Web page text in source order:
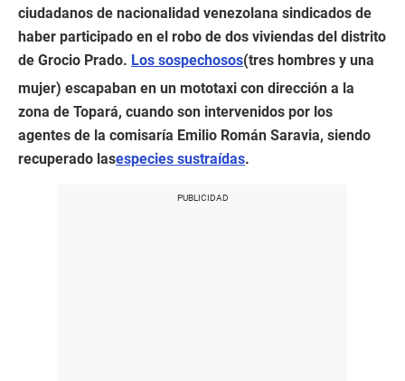
ciudadanos de nacionalidad venezolana sindicados de
haber participado en el robo de dos viviendas del distrito
de Grocio Prado. Los sospechosos(tres hombres y una
mujer) escapaban en un mototaxi con dirección a la
zona de Topará, cuando son intervenidos por los
agentes de la comisaría Emilio Román Saravia, siendo
recuperado lasespecies sustraídas.